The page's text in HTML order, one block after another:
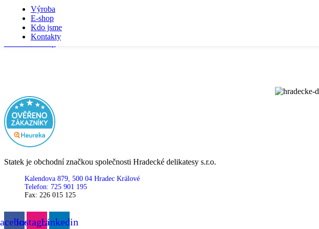
Skip to navigation
Výroba
E-shop
Kdo jsme
Kontakty
Your quote is currently empty.
Return To Shop
Statek je obchodní značkou společnosti Hradecké delikatesy s.r.o.
Kalendova 879, 500 04 Hradec Králové
Telefon: 725 901 195
Fax: 226 015 125
InstagramLinkedin